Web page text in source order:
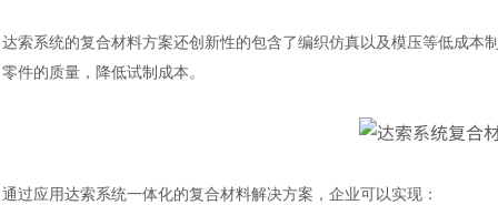
达索系统的复合材料方案还创新性的包含了编织仿真以及模压等低成
零件的质量，降低试制成本。
通过应用达索系统一体化的复合材料解决方案，企业可以实现：